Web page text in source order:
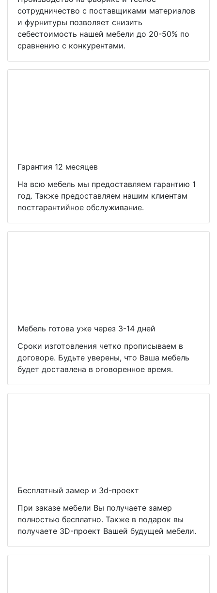
сотрудничество с поставщиками материалов
и фурнитуры позволяет снизить
себестоимость нашей мебели до 20-50% по
сравнению с конкурентами.
Гарантия 12 месяцев
На всю мебель мы предоставляем гарантию 1
год. Также предоставляем нашим клиентам
постгарантийное обслуживание.
Мебель готова уже через 3-14 дней
Сроки изготовления четко прописываем в
договоре. Будьте уверены, что Ваша мебель
будет доставлена в оговоренное время.
Бесплатный замер и 3d-проект
При заказе мебели Вы получаете замер
полностью бесплатно. Также в подарок вы
получаете 3D-проект Вашей будущей мебели.